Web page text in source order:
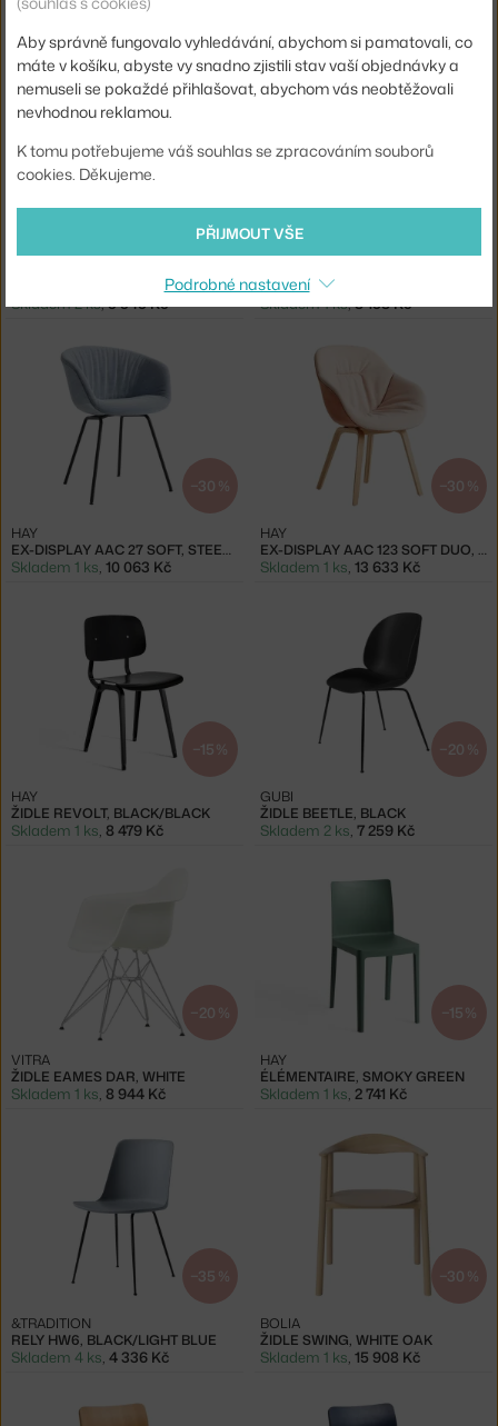
NORMANN COPENHAGEN
Skladem 2 ks, 5 500 Kč Skladem 1 ks,9 945 Kč
−15 %
ŽIDLE EAMES DSW, WHITE
Skladem 2 ks,9 945 Kč
ŽIDLE COVER SIDE, GREY
Skladem 1 ks,8 158 Kč
−30 %
EX-DISPLAY AAC 27 SOFT, STEELCUT TRIO 716
HAY
Skladem 1 ks, 10 063 Kč
−30 %
EX-DISPLAY AAC 123 SOFT DUO, MATT OAK/MODE 026 LOLA ROSE
HAY
Skladem 1 ks, 13 633 Kč
−15 %
ŽIDLE REVOLT, BLACK/BLACK
HAY
Skladem 1 ks, 8 479 Kč
−20 %
ŽIDLE BEETLE, BLACK
GUBI
Skladem 2 ks, 7 259 Kč
−20 %
ŽIDLE EAMES DAR, WHITE
VITRA
Skladem 1 ks, 8 944 Kč
−15 %
ÉLÉMENTAIRE, SMOKY GREEN
HAY
Skladem 1 ks, 2 741 Kč
−35 %
RELY HW6, BLACK/LIGHT BLUE
&TRADITION
Skladem 4 ks 4 336 Kč
−30 %
ŽIDLE SWING, WHITE OAK
BOLIA
Skladem 1 ks 15 908 Kč
Aby správně fungovalo vyhledávání, abychom si pamatovali, co
máte v košíku, abyste vy snadno zjistili stav vaší objednávky a
nemuseli se pokaždé přihlašovat, abychom vás neobtěžovali
nevhodnou reklamou.
K tomu potřebujeme váš souhlas se zpracováním souborů
cookies. Děkujeme.
PŘIJMOUT VŠE
Podrobné nastavení